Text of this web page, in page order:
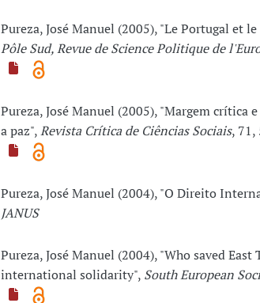
Pureza, José Manuel (2005), "Le Portugal et
Pôle Sud, Revue de Science Politique de
Pureza, José Manuel (2005), "Margem crítica
a paz",Revista Crítica de Ciências Sociais, 71,
Pureza, José Manuel (2004), "O Direito
JANUS
Pureza, José Manuel (2004), "Who saved
international solidarity", South European